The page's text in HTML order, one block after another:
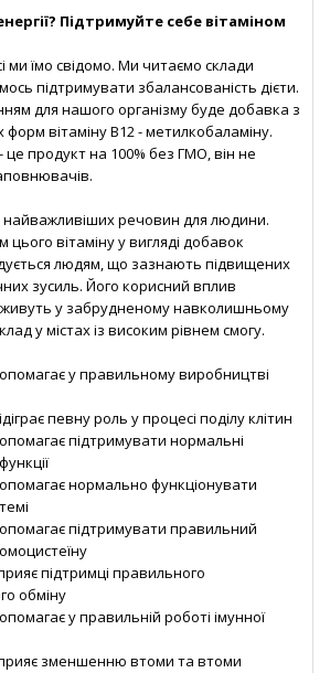
Підтримуйте себе вітаміном
ми їмо свідомо. Ми читаємо склади
підтримувати збалансованість дієти.
для нашого організму буде добавка з
вітаміну В12 - метилкобаламіну.
- це продукт на 100% без ГМО, він не
найважливіших речовин для людини.
вітаміну у вигляді добавок
людям, що зазнають підвищених
зусиль. Його корисний вплив
живуть у забрудненому навколишньому
у містах із високим рівнем смогу.
у правильному виробництві
певну роль у процесі поділу клітин
підтримувати нормальні
нормально функціонувати
підтримувати правильний
підтримці правильного
обміну
у правильній роботі імунної
зменшенню втоми та втоми